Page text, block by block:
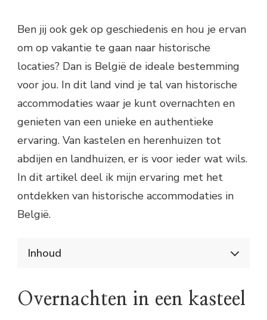
Ben jij ook gek op geschiedenis en hou je ervan
om op vakantie te gaan naar historische
locaties? Dan is België de ideale bestemming
voor jou. In dit land vind je tal van historische
accommodaties waar je kunt overnachten en
genieten van een unieke en authentieke
ervaring. Van kastelen en herenhuizen tot
abdijen en landhuizen, er is voor ieder wat wils.
In dit artikel deel ik mijn ervaring met het
ontdekken van historische accommodaties in
België.
Inhoud
Overnachten in een kasteel
Overnachten in een kasteel